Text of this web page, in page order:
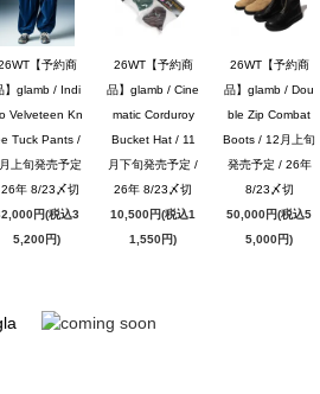
【予約商
】glamb / Indi
Velveteen Kn
Tuck Pants /
上旬発売予定
年 8/23〆切
円(税込3
5,200円)
26WT【予約商
品】glamb / Cine
matic Corduroy
Bucket Hat / 11
月下旬発売予定 /
26年 8/23〆切
10,500円(税込1
1,550円)
26WT【予約商
品】glamb / Dou
ble Zip Combat
Boots / 12月上旬
発売予定 / 26年
8/23〆切
50,000円(税込5
5,000円)